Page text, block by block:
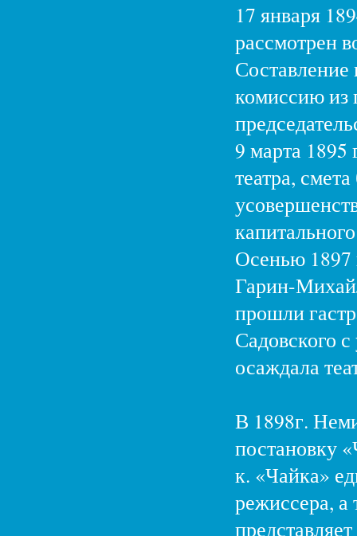
17 января
рассмотрен
Составление
комиссию из
9 марта 1895
театра,
Осенью 1897
Гарин-
прошли
Садовского
осаждала
В 1898г.
постановку
к. «Чайка»
режиссера,